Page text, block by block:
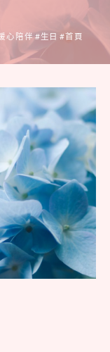
心陪伴 生日 首頁